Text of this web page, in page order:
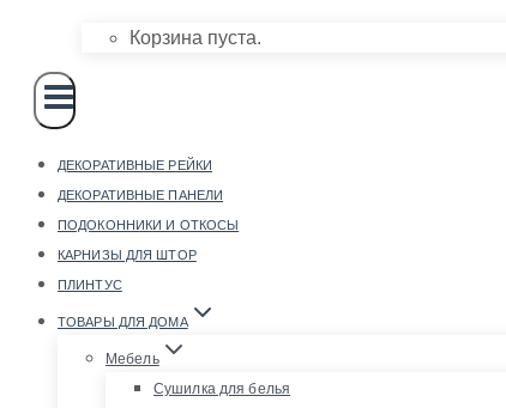
Корзина пуста.
ДЕКОРАТИВНЫЕ РЕЙКИ
ДЕКОРАТИВНЫЕ ПАНЕЛИ
ПОДОКОННИКИ И ОТКОСЫ
КАРНИЗЫ ДЛЯ ШТОР
ПЛИНТУС
ТОВАРЫ ДЛЯ ДОМА
Мебель
Сушилка для белья